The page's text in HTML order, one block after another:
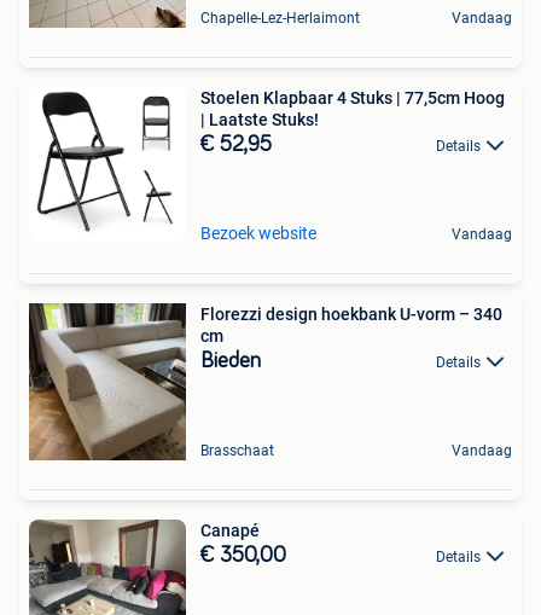
Chapelle-Lez-Herlaimont Vandaag
Stoelen Klapbaar 4 Stuks | 77,5cm Hoog
| Laatste Stuks!
€ 52,95 Details
Bezoek website Vandaag
Florezzi design hoekbank U-vorm – 340
cm
Bieden Details
Brasschaat Vandaag
Canapé
€ 350,00 Details